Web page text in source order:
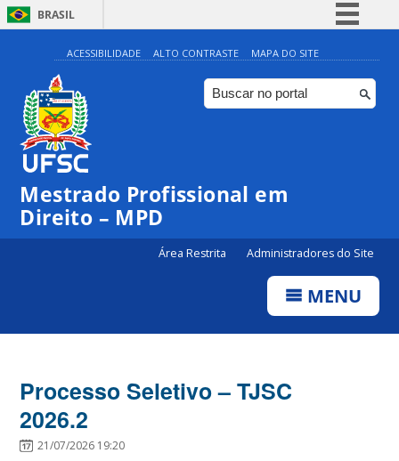
BRASIL
Simplifique!
Comunica BR
Participe
Canais
ACESSIBILIDADE ALTO CONTRASTE MAPA DO SITE
Mestrado Profissional em
Direito – MPD
Área Restrita Administradores do Site
MENU
Processo Seletivo – TJSC
2026.2
21/07/2026 19:20